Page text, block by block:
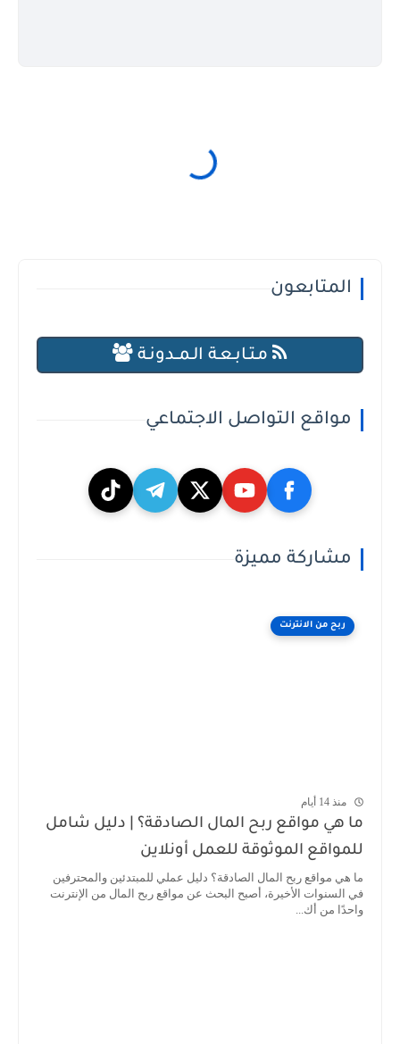
المتابعون
مـتـابـعـة الـمــدونـة
مواقع التواصل الاجتماعي
مشاركة مميزة
ربح من الانترنت
منذ 14 أيام
ما هي مواقع ربح المال الصادقة؟ | دليل شامل
للمواقع الموثوقة للعمل أونلاين
ما هي مواقع ربح المال الصادقة؟ دليل عملي للمبتدئين والمحترفين
في السنوات الأخيرة، أصبح البحث عن مواقع ربح المال من الإنترنت
واحدًا من أك...